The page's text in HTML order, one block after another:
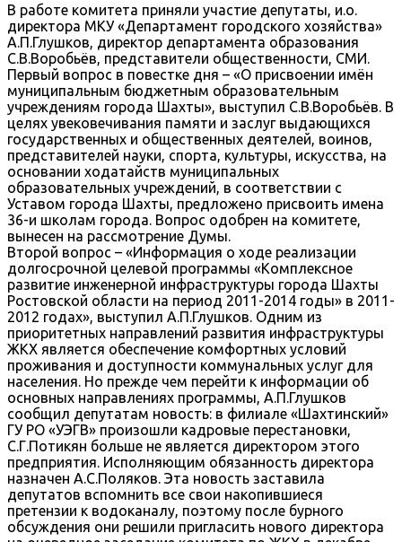
В работе комитета приняли участие депутаты, и.о.
директора МКУ «Департамент городского хозяйства»
А.П.Глушков, директор департамента образования
С.В.Воробьёв, представители общественности, СМИ.
Первый вопрос в повестке дня – «О присвоении имён
муниципальным бюджетным образовательным
учреждениям города Шахты», выступил С.В.Воробьёв. В
целях увековечивания памяти и заслуг выдающихся
государственных и общественных деятелей, воинов,
представителей науки, спорта, культуры, искусства, на
основании ходатайств муниципальных
образовательных учреждений, в соответствии с
Уставом города Шахты, предложено присвоить имена
36-и школам города. Вопрос одобрен на комитете,
вынесен на рассмотрение Думы.
Второй вопрос – «Информация о ходе реализации
долгосрочной целевой программы «Комплексное
развитие инженерной инфраструктуры города Шахты
Ростовской области на период 2011-2014 годы» в 2011-
2012 годах», выступил А.П.Глушков. Одним из
приоритетных направлений развития инфраструктуры
ЖКХ является обеспечение комфортных условий
проживания и доступности коммунальных услуг для
населения. Но прежде чем перейти к информации об
основных направлениях программы, А.П.Глушков
сообщил депутатам новость: в филиале «Шахтинский»
ГУ РО «УЭГВ» произошли кадровые перестановки,
С.Г.Потикян больше не является директором этого
предприятия. Исполняющим обязанность директора
назначен А.С.Поляков. Эта новость заставила
депутатов вспомнить все свои накопившиеся
претензии к водоканалу, поэтому после бурного
обсуждения они решили пригласить нового директора